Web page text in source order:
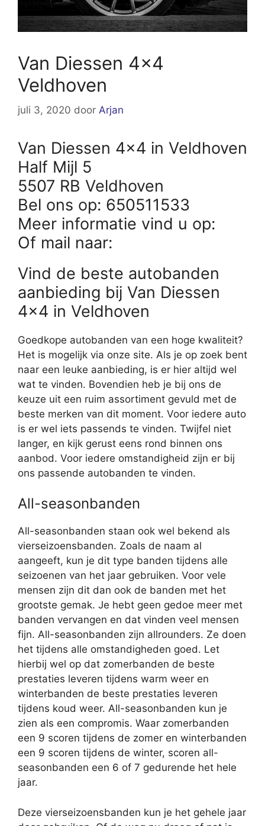
Van Diessen 4×4
Veldhoven
juli 3, 2020 door Arjan
Van Diessen 4×4 in Veldhoven
Half Mijl 5
5507 RB Veldhoven
Bel ons op: 650511533
Meer informatie vind u op:
Of mail naar:
Vind de beste autobanden
aanbieding bij Van Diessen
4×4 in Veldhoven
Goedkope autobanden van een hoge kwaliteit?
Het is mogelijk via onze site. Als je op zoek bent
naar een leuke aanbieding, is er hier altijd wel
wat te vinden. Bovendien heb je bij ons de
keuze uit een ruim assortiment gevuld met de
beste merken van dit moment. Voor iedere auto
is er wel iets passends te vinden. Twijfel niet
langer, en kijk gerust eens rond binnen ons
aanbod. Voor iedere omstandigheid zijn er bij
ons passende autobanden te vinden.
All-seasonbanden
All-seasonbanden staan ook wel bekend als
vierseizoensbanden. Zoals de naam al
aangeeft, kun je dit type banden tijdens alle
seizoenen van het jaar gebruiken. Voor vele
mensen zijn dit dan ook de banden met het
grootste gemak. Je hebt geen gedoe meer met
banden vervangen en dat vinden veel mensen
fijn. All-seasonbanden zijn allrounders. Ze doen
het tijdens alle omstandigheden goed. Let
hierbij wel op dat zomerbanden de beste
prestaties leveren tijdens warm weer en
winterbanden de beste prestaties leveren
tijdens koud weer. All-seasonbanden kun je
zien als een compromis. Waar zomerbanden
een 9 scoren tijdens de zomer en winterbanden
een 9 scoren tijdens de winter, scoren all-
seasonbanden een 6 of 7 gedurende het hele
jaar.
Deze vierseizoensbanden kun je het gehele jaar